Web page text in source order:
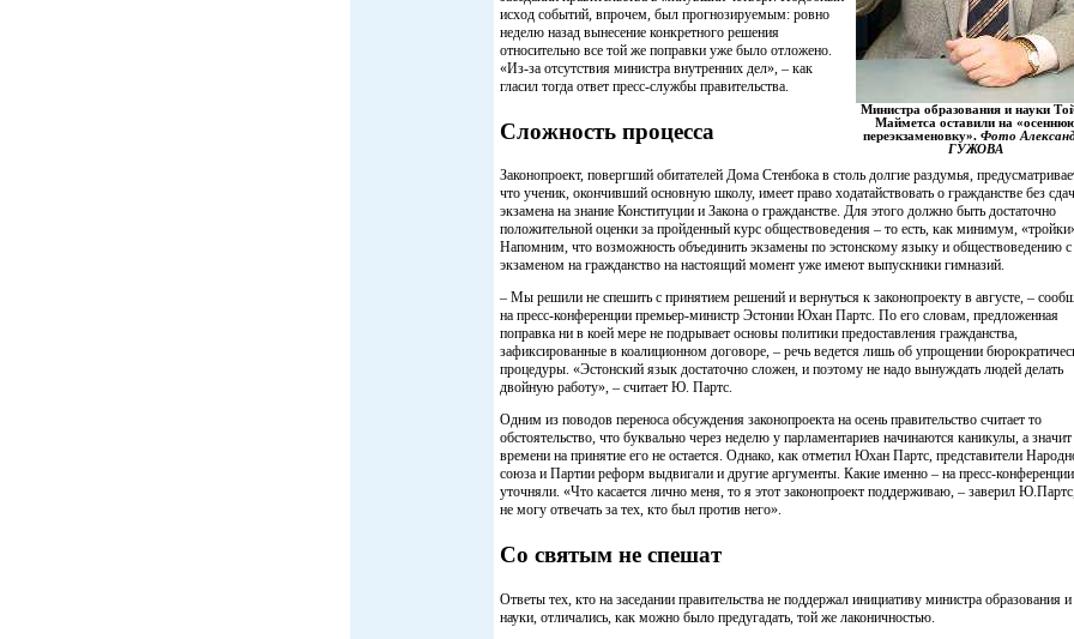
Министра образования и науки
Майметса оставили на
переэкзаменовку». Фото
ГУЖОВА
исход событий, впрочем, был прогнозируемым: ровно
неделю назад вынесение конкретного решения
относительно все той же поправки уже было отложено.
«Из-за отсутствия министра внутренних дел», – как
гласил тогда ответ пресс-службы правительства.
Сложность процесса
Законопроект, повергший обитателей Дома Стенбока в столь долгие раздумья,
что ученик, окончивший основную школу, имеет право ходатайствовать о гражданстве без
экзамена на знание Конституции и Закона о гражданстве. Для этого должно быть достаточно
положительной оценки за пройденный курс обществоведения – то есть, как минимум,
Напомним, что возможность объединить экзамены по эстонскому языку и обществоведению с
экзаменом на гражданство на настоящий момент уже имеют выпускники гимназий.
– Мы решили не спешить с принятием решений и вернуться к законопроекту в августе, –
на пресс-конференции премьер-министр Эстонии Юхан Партс. По его словам, предложенная
поправка ни в коей мере не подрывает основы политики предоставления гражданства,
зафиксированные в коалиционном договоре, – речь ведется лишь об упрощении
процедуры. «Эстонский язык достаточно сложен, и поэтому не надо вынуждать людей делать
двойную работу», – считает Ю. Партс.
Одним из поводов переноса обсуждения законопроекта на осень правительство считает то
обстоятельство, что буквально через неделю у парламентариев начинаются каникулы, а
времени на принятие его не остается. Однако, как отметил Юхан Партс, представители
союза и Партии реформ выдвигали и другие аргументы. Какие именно – на пресс-
уточняли. «Что касается лично меня, то я этот законопроект поддерживаю, – заверил
не могу отвечать за тех, кто был против него».
Со святым не спешат
Ответы тех, кто на заседании правительства не поддержал инициативу министра образования и
науки, отличались, как можно было предугадать, той же лаконичностью.